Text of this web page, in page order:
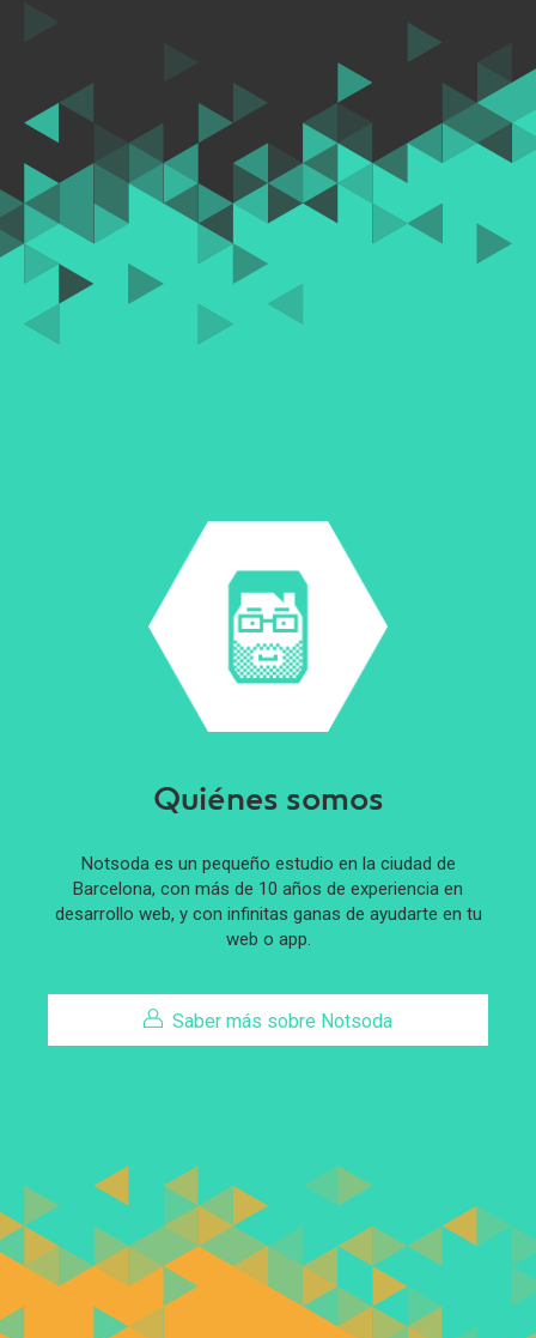
Quiénes somos
Notsoda es un pequeño estudio en la ciudad de
Barcelona, con más de 10 años de experiencia en
desarrollo web, y con infinitas ganas de ayudarte en tu
web o app.
Saber más sobre Notsoda